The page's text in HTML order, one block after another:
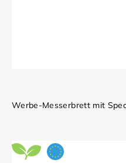
Werbe-Messerbrett mit